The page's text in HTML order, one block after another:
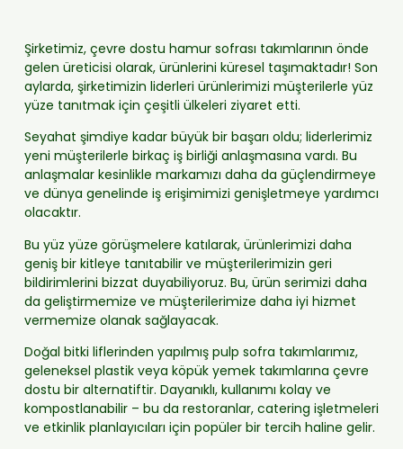
Şirketimiz, çevre dostu hamur sofrası takımlarının önde
gelen üreticisi olarak, ürünlerini küresel taşımaktadır! Son
aylarda, şirketimizin liderleri ürünlerimizi müşterilerle yüz
yüze tanıtmak için çeşitli ülkeleri ziyaret etti.
Seyahat şimdiye kadar büyük bir başarı oldu; liderlerimiz
yeni müşterilerle birkaç iş birliği anlaşmasına vardı. Bu
anlaşmalar kesinlikle markamızı daha da güçlendirmeye
ve dünya genelinde iş erişimimizi genişletmeye yardımcı
olacaktır.
Bu yüz yüze görüşmelere katılarak, ürünlerimizi daha
geniş bir kitleye tanıtabilir ve müşterilerimizin geri
bildirimlerini bizzat duyabiliyoruz. Bu, ürün serimizi daha
da geliştirmemize ve müşterilerimize daha iyi hizmet
vermemize olanak sağlayacak.
Doğal bitki liflerinden yapılmış pulp sofra takımlarımız,
geleneksel plastik veya köpük yemek takımlarına çevre
dostu bir alternatiftir. Dayanıklı, kullanımı kolay ve
kompostlanabilir – bu da restoranlar, catering işletmeleri
ve etkinlik planlayıcıları için popüler bir tercih haline gelir.